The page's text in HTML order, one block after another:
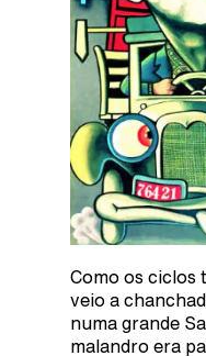
Como os ciclos
veio a
numa grande
malandro era